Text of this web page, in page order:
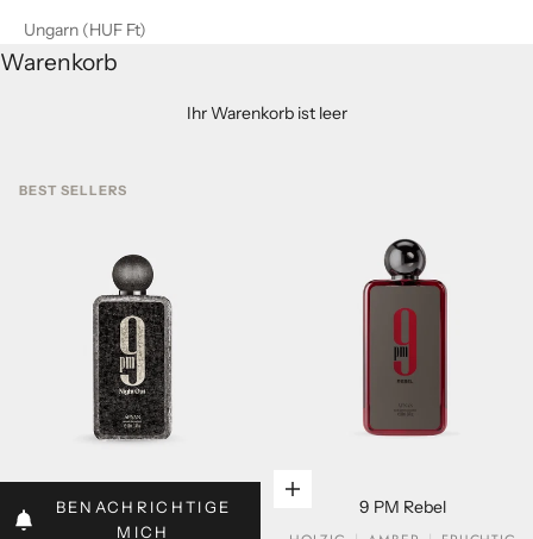
Ungarn (HUF Ft)
Warenkorb
Ihr Warenkorb ist leer
BEST SELLERS
In den Warenkorb legen
BENACHRICHTIGE
MICH
In den Warenkorb legen
9 PM Rebel